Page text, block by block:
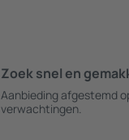
Zoek snel en
Aanbieding afgestemd
verwachtingen.